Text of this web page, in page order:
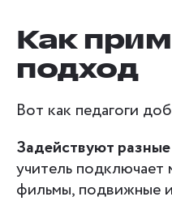
Как
подход
Вот как педагоги
Задействуют
учитель
фильмы, подвижные